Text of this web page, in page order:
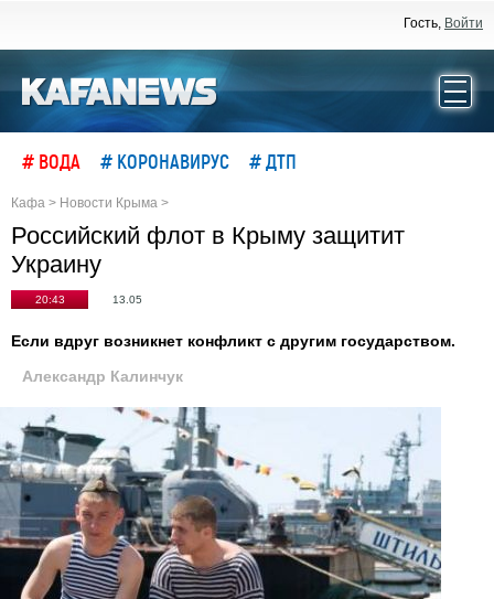
Гость, Войти
# ВОДА # КОРОНАВИРУС # ДТП
Кафа > Новости Крыма >
Российский флот в Крыму защитит
Украину
20:43 13.05
Если вдруг возникнет конфликт с другим государством.
Александр Калинчук